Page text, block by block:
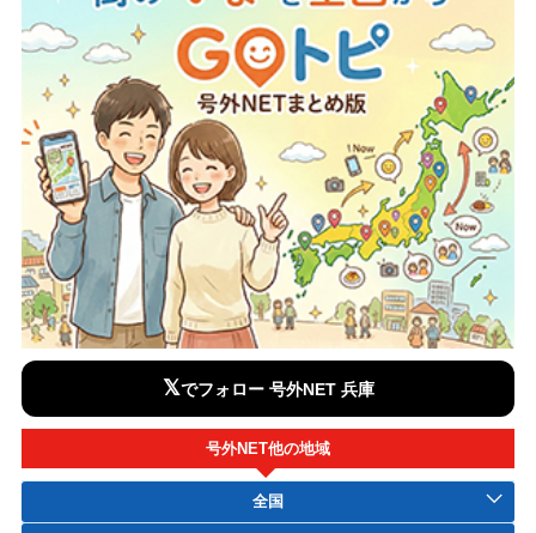
𝕏でフォロー 号外NET 兵庫
号外NET他の地域
全国